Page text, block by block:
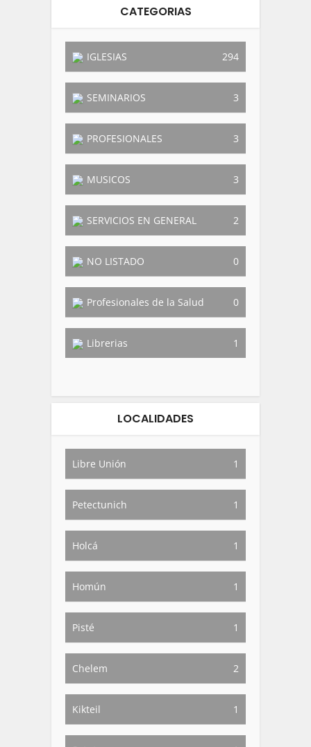
CATEGORIAS
IGLESIAS 294
SEMINARIOS 3
PROFESIONALES 3
MUSICOS 3
SERVICIOS EN GENERAL 2
NO LISTADO 0
Profesionales de la Salud 0
Librerias 1
LOCALIDADES
Libre Unión 1
Petectunich 1
Holcá 1
Homún 1
Pisté 1
Chelem 2
Kikteil 1